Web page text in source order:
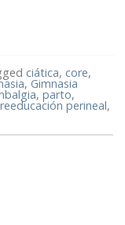
ciática, core,
, Gimnasia
, parto,
reeducación perineal,